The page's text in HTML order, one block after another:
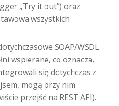
„Try it out”) oraz
wszystkich
SOAP/WSDL
wspierane, co oznacza,
się dotychczas z
mogą przy nim
przejść na REST API).